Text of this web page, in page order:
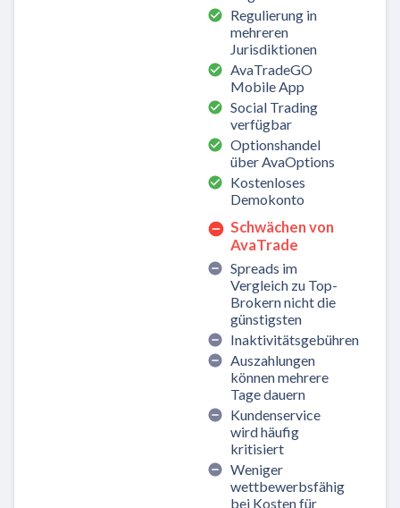
Regulierung in
mehreren
Jurisdiktionen
AvaTradeGO
Mobile App
Social Trading
verfügbar
Optionshandel
über AvaOptions
Kostenloses
Demokonto
Schwächen von
AvaTrade
Spreads im
Vergleich zu Top-
Brokern nicht die
günstigsten
Inaktivitätsgebühren
Auszahlungen
können mehrere
Tage dauern
Kundenservice
wird häufig
kritisiert
Weniger
wettbewerbsfähig
bei Kosten für